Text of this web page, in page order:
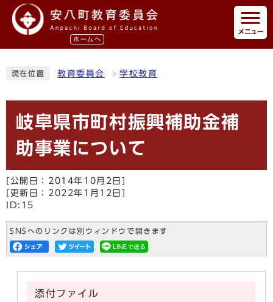
ホームへ
メニュー
現在位置 教育委員会 学校教育
岐阜県市町村振興補助金補
助事業について
[公開日：2014年10月2日]
[更新日：2022年1月12日]
ID:15
SNSへのリンクは別ウィンドウで開きます
添付ファイル